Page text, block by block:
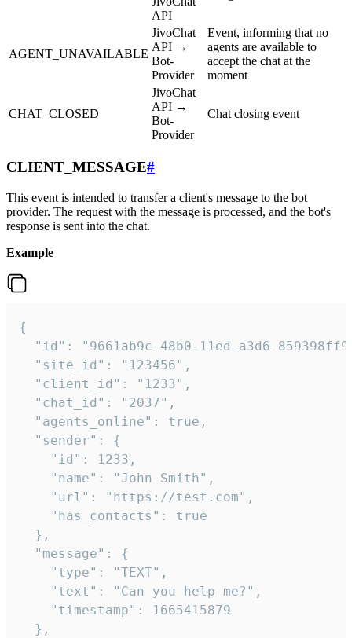
API
AGENT_UNAVAILABLE
JivoChat
API →
Bot-
Provider
Event, informing that no
agents are available to
accept the chat at the
moment
CHAT_CLOSED
JivoChat
API →
Bot-
Provider
Chat closing event
CLIENT_MESSAGE#
This event is intended to transfer a client's message to the bot
provider. The request with the message is processed, and the bot's
response is sent into the chat.
Example
{
"id": "9661ab9c-48b0-11ed-a3d6-
  "site_id": "123456",
  "client_id": "1233",
  "chat_id": "2037",
  "agents_online": true,
  "sender": {
    "id": 1233,
    "name": "John Smith",
    "url": "https://test.com",
    "has_contacts": true
  },
  "message": {
    "type": "TEXT",
    "text": "Can you help me?",
    "timestamp": 1665415879
  },